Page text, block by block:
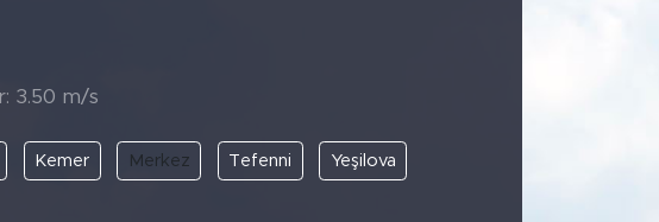
3.50 m/s
Kemer Merkez Tefenni Yeşilova